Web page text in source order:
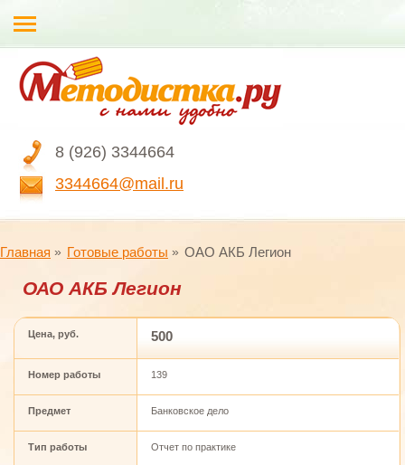
8 (926) 3344664
3344664@mail.ru
Главная Готовые работы ОАО АКБ Легион
ОАО АКБ Легион
Цена, руб. 500
Номер работы 139
Предмет Банковское дело
Тип работы Отчет по практике